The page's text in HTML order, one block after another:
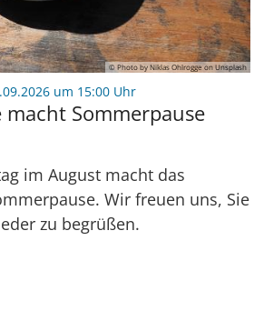
© Photo by Niklas Ohlrogge on Unsplash
um 15:00 Uhr:
macht Sommerpause
im August macht das
Wir freuen uns, Sie
zu begrüßen.